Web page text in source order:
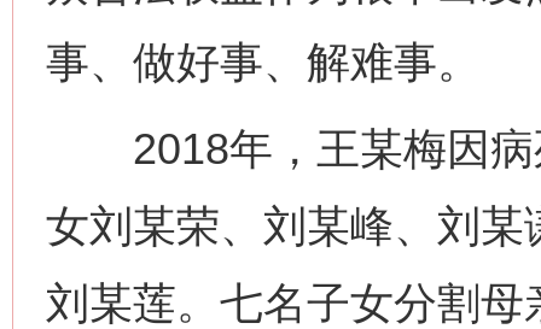
事、做好事、解难事。
2018年，王某梅因病
女刘某荣、刘某峰、刘
刘某莲。七名子女分割